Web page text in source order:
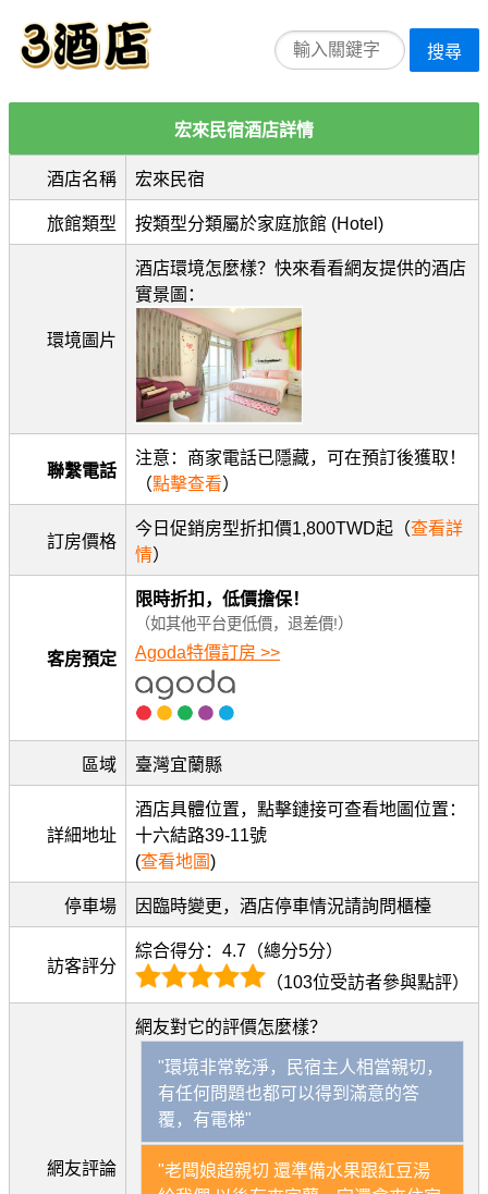
搜尋
宏來民宿酒店詳情
酒店名稱 宏來民宿
旅館類型 按類型分類屬於家庭旅館 (Hotel)
環境圖片
酒店環境怎麼樣？快來看看網友提供的酒店
實景圖：
聯繫電話
注意：商家電話已隱藏，可在預訂後獲取！
（點擊查看）
訂房價格
今日促銷房型折扣價1,800TWD起（查看詳
情）
客房預定
限時折扣，低價擔保！
（如其他平台更低價，退差價!）
Agoda特價訂房 >>
區域 臺灣宜蘭縣
詳細地址
酒店具體位置，點擊鏈接可查看地圖位置：
十六結路39-11號
(查看地圖)
停車場 因臨時變更，酒店停車情況請詢問櫃檯
訪客評分
綜合得分：4.7（總分5分）
（103位受訪者參與點評）
網友評論
網友對它的評價怎麼樣？
"環境非常乾淨，民宿主人相當親切，
有任何問題也都可以得到滿意的答
覆，有電梯"
"老闆娘超親切 還準備水果跟紅豆湯